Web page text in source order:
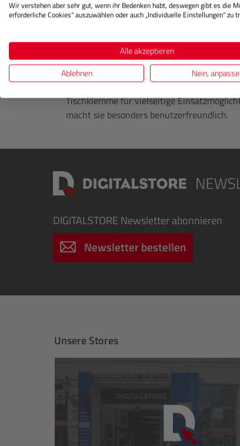
Möglichkeit, Bilder, digitale Kunstwerke,
standardisierten Lichtbedingungen zu
Die ILFOLUX Farbbeurteilungslampe
Merkmalen, darunter ein eingebauter
und Positionierung. Zum Lieferumfang
Tischklemme für vielseitige
macht sie besonders benutzerfreundlich.
DIGITALSTORE Newsletter abonnieren
Newsletter bestellen
Unsere Stores
Wir verstehen aber sehr gut, wenn ihr Bedenken habt, deswegen gibt es die
erforderliche Cookies“ auszuwählen oder auch „Individuelle Einstellungen“ zu
Alle akzeptieren
Ablehnen
Nein,